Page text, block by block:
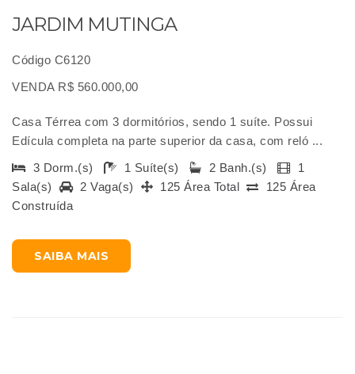
JARDIM MUTINGA
Código C6120
VENDA R$ 560.000,00
Casa Térrea com 3 dormitórios, sendo 1 suíte. Possui
Edícula completa na parte superior da casa, com reló ...
3 Dorm.(s)
1 Suíte(s) 2 Banh.(s)
1
Sala(s)
2 Vaga(s) 125 Área Total
125 Área
Construída
SAIBA MAIS